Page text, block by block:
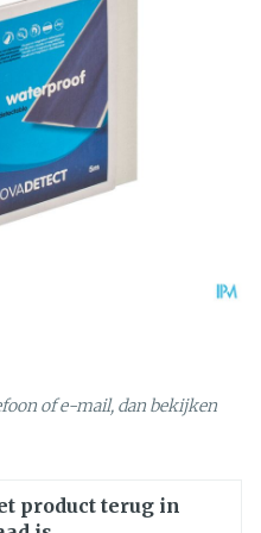
product terug in
of e-mail, dan bekijken